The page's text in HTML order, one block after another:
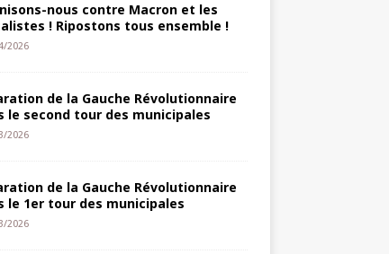
nous contre Macron et les
! Ripostons tous ensemble !
2026
de la Gauche Révolutionnaire
le second tour des municipales
2026
de la Gauche Révolutionnaire
le 1er tour des municipales
2026